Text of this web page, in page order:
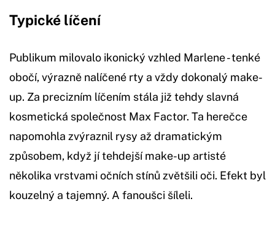
Typické líčení
Publikum milovalo ikonický vzhled Marlene - tenké
obočí, výrazně nalíčené rty a vždy dokonalý make-
up. Za precizním líčením stála již tehdy slavná
kosmetická společnost Max Factor. Ta herečce
napomohla zvýraznil rysy až dramatickým
způsobem, když jí tehdejší make-up artisté
několika vrstvami očních stínů zvětšili oči. Efekt byl
kouzelný a tajemný. A fanoušci šíleli.